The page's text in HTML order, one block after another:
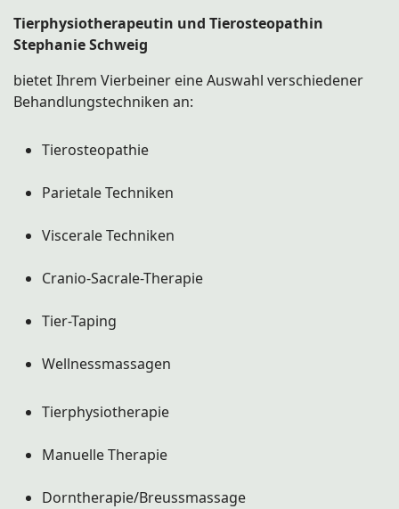
Tierphysiotherapeutin und Tierosteopathin
Stephanie Schweig
bietet Ihrem Vierbeiner eine Auswahl verschiedener
Behandlungstechniken an:
Tierosteopathie
Parietale Techniken
Viscerale Techniken
Cranio-Sacrale-Therapie
Tier-Taping
Wellnessmassagen
Tierphysiotherapie
Manuelle Therapie
Dorntherapie/Breussmassage